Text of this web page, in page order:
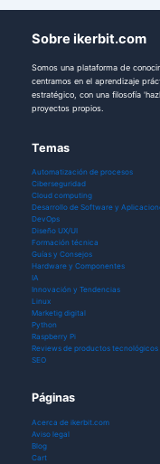
Sobre ikerbit.com
Somos una plataforma de
centramos en el aprendizaje
estratégico, con una filosofía
proyectos propios.
Temas
Automatización de procesos
Ciberseguridad
Cloud computing
Desarrollo de Software y
DevOps
Diseño UX/UI
Formación técnica
Guías y Consejos
Hardware y Componentes
IA
Innovación y Tendencias
Linux
Marketig digital
Python
Raspberry Pi
Reviews de productos tecnológicos
SEO
Páginas
Acerca de ikerbit.com
Aviso legal
Blog
Cart